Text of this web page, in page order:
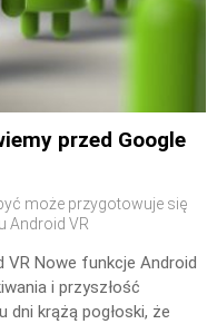
przed Google
może przygotowuje się
Android VR
VR Nowe funkcje Android
i przyszłość
dni krążą pogłoski, że